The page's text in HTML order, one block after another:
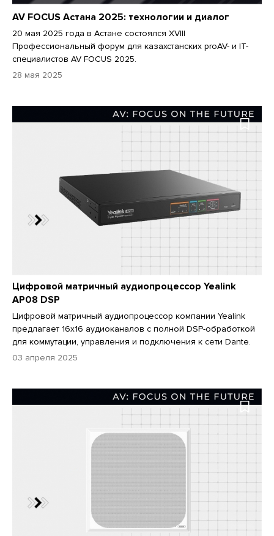
AV FOCUS Астана 2025: технологии и диалог
20 мая 2025 года в Астане состоялся XVIII
Профессиональный форум для казахстанских proAV- и IT-
специалистов AV FOCUS 2025.
28 мая 2025
Цифровой матричный аудиопроцессор Yealink
AP08 DSP
Цифровой матричный аудиопроцессор компании Yealink
предлагает 16x16 аудиоканалов с полной DSP-обработкой
для коммутации, управления и подключения к сети Dante.
03 апреля 2025